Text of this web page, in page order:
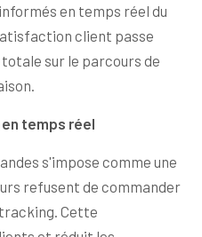
en temps réel du
client passe
sur le parcours de
temps réel
s'impose comme une
refusent de commander
Cette